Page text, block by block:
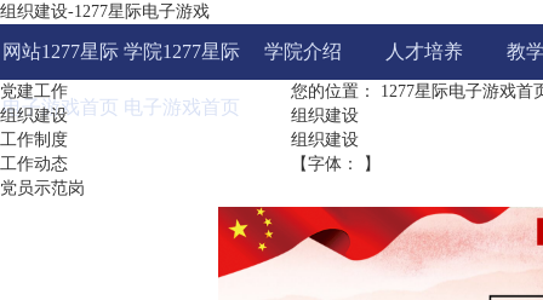
组织建设-1277星际电子游戏
网站1277星际
电子游戏首页
学院1277星际
电子游戏首页
学院介绍 人才培养 教
党建工作
组织建设
工作制度
工作动态
党员示范岗
您的位置： 1277星际电子游戏首
组织建设
组织建设
【字体： 】